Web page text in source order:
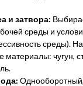
и затвора:
среды и
среды).
материалы: чугун,
Однооборотный,